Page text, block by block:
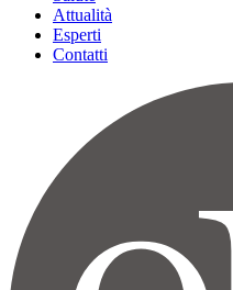
Attualità
Esperti
Contatti